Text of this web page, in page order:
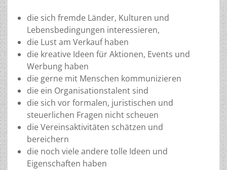
die sich fremde Länder, Kulturen und
Lebensbedingungen interessieren,
die Lust am Verkauf haben
die kreative Ideen für Aktionen, Events und
Werbung haben
die gerne mit Menschen kommunizieren
die ein Organisationstalent sind
die sich vor formalen, juristischen und
steuerlichen Fragen nicht scheuen
die Vereinsaktivitäten schätzen und
bereichern
die noch viele andere tolle Ideen und
Eigenschaften haben